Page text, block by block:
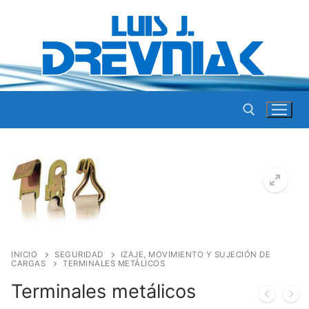
contenido
INICIO SEGURIDAD
IZAJE, MOVIMIENTO Y SUJECIÓN DE
CARGAS
TERMINALES METÁLICOS
Terminales metálicos